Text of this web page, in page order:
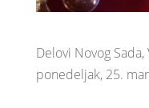
Delovi Novog
ponedeljak, 25.